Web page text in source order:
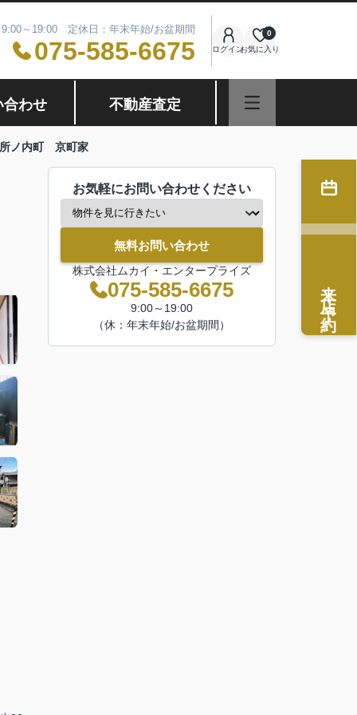
～19:00 定休日：年末年始/お盆期間
075-585-6675 ログインお気に入り
0
合わせ 不動産査定
ノ内町 京町家
お気軽にお問い合わせください
無料お問い合わせ
株式会社ムカイ・エンタープライズ
075-585-6675
9:00～19:00
（休：年末年始/お盆期間）
来店予約